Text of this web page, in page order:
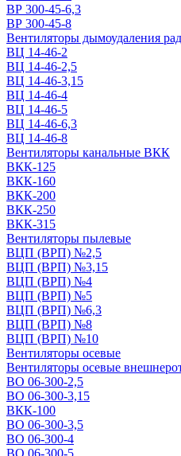
ВР 300-45-6,3
ВР 300-45-8
Вентиляторы дымоудаления
ВЦ 14-46-2
ВЦ 14-46-2,5
ВЦ 14-46-3,15
ВЦ 14-46-4
ВЦ 14-46-5
ВЦ 14-46-6,3
ВЦ 14-46-8
Вентиляторы канальные ВКК
ВКК-125
ВКК-160
ВКК-200
ВКК-250
ВКК-315
Вентиляторы пылевые
ВЦП (ВРП) №2,5
ВЦП (ВРП) №3,15
ВЦП (ВРП) №4
ВЦП (ВРП) №5
ВЦП (ВРП) №6,3
ВЦП (ВРП) №8
ВЦП (ВРП) №10
Вентиляторы осевые
Вентиляторы осевые
ВО 06-300-2,5
ВО 06-300-3,15
ВКК-100
ВО 06-300-3,5
ВО 06-300-4
ВО 06-300-5